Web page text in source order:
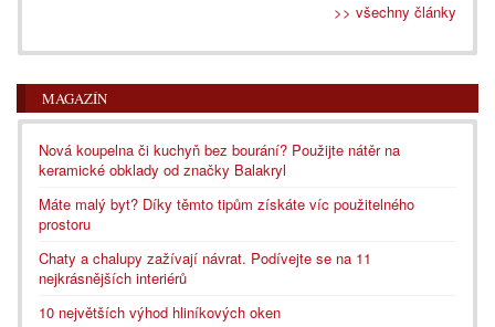
>> všechny články
MAGAZÍN
Nová koupelna či kuchyň bez bourání? Použijte nátěr na
keramické obklady od značky Balakryl
Máte malý byt? Díky těmto tipům získáte víc použitelného
prostoru
Chaty a chalupy zažívají návrat. Podívejte se na 11
nejkrásnějších interiérů
10 největších výhod hliníkových oken